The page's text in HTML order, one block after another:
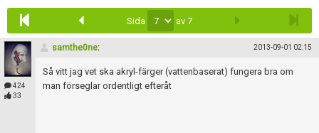
Sida av 7
424
33
samthe0ne: 2013-09-01 02:15
Så vitt jag vet ska akryl-färger (vattenbaserat) fungera bra om
man förseglar ordentligt efteråt
Användarnamn:
Lösenord: